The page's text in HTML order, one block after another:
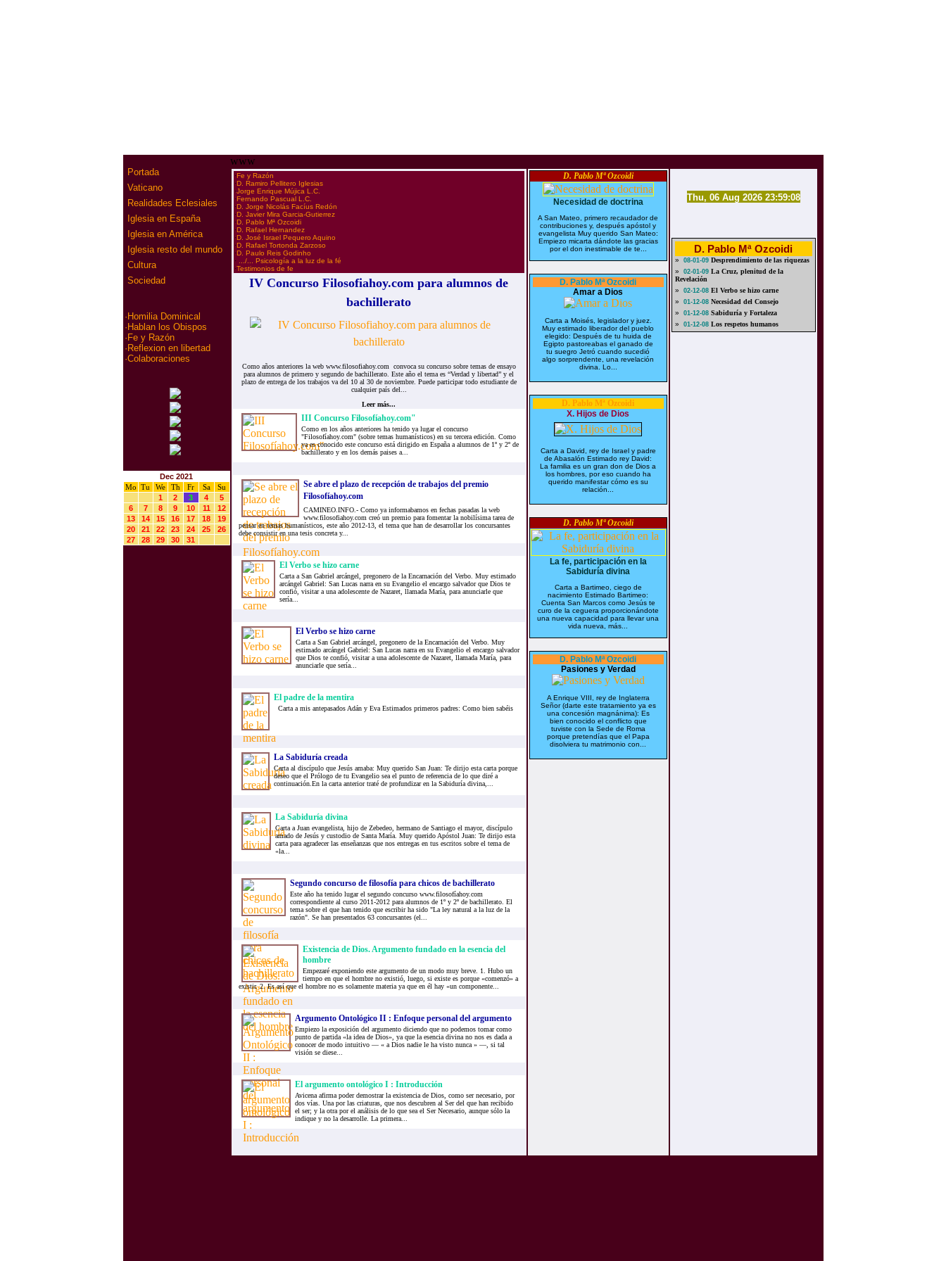
Portada
Vaticano
Realidades Eclesiales
Iglesia en España
Iglesia en América
Iglesia resto del mundo
Cultura
Sociedad
· Homilia Dominical
· Hablan los Obispos
· Fe y Razón
· Reflexion en libertad
·Colaboraciones
Dec 2021
Mo Tu We Th Fr Sa
Su
1
2 3 4
5
6
7 8 9 10 11
12
13
14 15 16 17 18
19
20
21 22 23 24 25
26
27
28 29 30 31
www
·Fe y Razón
·D. Ramiro Pellitero Iglesias
·Jorge Enrique Mújica L.C.
·Fernando Pascual L.C.
·D. Jorge Nicolás Facíus Redón
·D. Javier Mira Garcia-Gutierrez
·D. Pablo Mª Ozcoidi
·D. Rafael Hernandez
·D. José Israel Pequero Aquino
·D. Rafael Tortonda Zarzoso
·D. Paulo Reis Godinho
· .../... Psicología a la luz de la fé
·Testimonios de fe
IV Concurso Filosofiahoy.com para alumnos de
bachillerato
Como años anteriores la web www.filosofiahoy.com convoca su concurso sobre temas de ensayo
para alumnos de primero y segundo de bachillerato. Este año el tema es “Verdad y libertad” y el
plazo de entrega de los trabajos va del 10 al 30 de noviembre. Puede participar todo estudiante de
cualquier país del...
Leer más...
III Concurso Filosofíahoy.com"
Como en los años anteriores ha tenido ya lugar el concurso
"Filosofíahoy.com" (sobre temas humanísticos) en su tercera edición. Como
ya es conocido este concurso está dirigido en España a alumnos de 1º y 2º de
bachillerato y en los demás paises a...
Se abre el plazo de recepción de trabajos del premio
Filosofíahoy.com
CAMINEO.INFO.- Como ya informabamos en fechas pasadas la web
www.filosofiahoy.com creó un premio para fomentar la nobilísima tarea de
pensar en temas humanísticos, este año 2012-13, el tema que han de desarrollar los concursantes
debe consistir en una tesis concreta y...
El Verbo se hizo carne
Carta a San Gabriel arcángel, pregonero de la Encarnación del Verbo. Muy estimado
arcángel Gabriel: San Lucas narra en su Evangelio el encargo salvador que Dios te
confió, visitar a una adolescente de Nazaret, llamada María, para anunciarle que
sería...
El Verbo se hizo carne
Carta a San Gabriel arcángel, pregonero de la Encarnación del Verbo. Muy
estimado arcángel Gabriel: San Lucas narra en su Evangelio el encargo salvador
que Dios te confió, visitar a una adolescente de Nazaret, llamada María, para
anunciarle que sería...
El padre de la mentira
Carta a mis antepasados Adán y Eva Estimados primeros padres: Como bien sabéis
La Sabiduría creada
Carta al discípulo que Jesús amaba: Muy querido San Juan: Te dirijo esta carta porque
deseo que el Prólogo de tu Evangelio sea el punto de referencia de lo que diré a
continuación.En la carta anterior traté de profundizar en la Sabiduría divina,...
La Sabiduría divina
Carta a Juan evangelista, hijo de Zebedeo, hermano de Santiago el mayor, discípulo
amado de Jesús y custodio de Santa María. Muy querido Apóstol Juan: Te dirijo esta
carta para agradecer las enseñanzas que nos entregas en tus escritos sobre el tema de
«la...
Segundo concurso de filosofía para chicos de bachillerato
Este año ha tenido lugar el segundo concurso www.filosofíahoy.com
correspondiente al curso 2011-2012 para alumnos de 1º y 2º de bachillerato. El
tema sobre el que han tenido que escribir ha sido "La ley natural a la luz de la
razón". Se han presentados 63 concursantes (el...
Existencia de Dios. Argumento fundado en la esencia del
hombre
Empezaré exponiendo este argumento de un modo muy breve. 1. Hubo un
tiempo en que el hombre no existió, luego, si existe es porque «comenzó» a
existir. 2. Es así que el hombre no es solamente materia ya que en él hay «un componente...
Argumento Ontológico II : Enfoque personal del argumento
Empiezo la exposición del argumento diciendo que no podemos tomar como
punto de partida «la idea de Dios», ya que la esencia divina no nos es dada a
conocer de modo intuitivo — « a Dios nadie le ha visto nunca » —, si tal
visión se diese...
El argumento ontológico I : Introducción
Avicena afirma poder demostrar la existencia de Dios, como ser necesario, por
dos vías. Una por las criaturas, que nos descubren al Ser del que han recibido
el ser; y la otra por el análisis de lo que sea el Ser Necesario, aunque sólo la
indique y no la desarrolle. La primera...
D. Pablo Mª Ozcoidi
Necesidad de doctrina
A San Mateo, primero recaudador de
contribuciones y, después apóstol y
evangelista Muy querido San Mateo:
Empiezo micarta dándote las gracias
por el don inestimable de te...
D. Pablo Mª Ozcoidi
Amar a Dios
Carta a Moisés, legislador y juez.
Muy estimado liberador del pueblo
elegido: Después de tu huida de
Egipto pastoreabas el ganado de
tu suegro Jetró cuando sucedió
algo sorprendente, una revelación
divina. Lo...
D. Pablo Mª Ozcoidi
X. Hijos de Dios
Carta a David, rey de Israel y padre
de Abasalón Estimado rey David:
La familia es un gran don de Dios a
los hombres, por eso cuando ha
querido manifestar cómo es su
relación...
D. Pablo Mª Ozcoidi
La fe, participación en la
Sabiduría divina
Carta a Bartimeo, ciego de
nacimiento Estimado Bartimeo:
Cuenta San Marcos como Jesús te
curo de la ceguera proporcionándote
una nueva capacidad para llevar una
vida nueva, más...
D. Pablo Mª Ozcoidi
Pasiones y Verdad
A Enrique VIII, rey de Inglaterra
Señor (darte este tratamiento ya es
una concesión magnánima): Es
bien conocido el conflicto que
tuviste con la Sede de Roma
porque pretendías que el Papa
disolviera tu matrimonio con...
Thu, 06 Aug 2026 23:59:08
D. Pablo Mª Ozcoidi
» 08-01-09Desprendimiento de las riquezas
»
02-01-09La Cruz, plenitud de la
Revelación
»
02-12-08El Verbo se hizo carne
»
01-12-08Necesidad del Consejo
»
01-12-08Sabiduría y Fortaleza
»
01-12-08Los respetos humanos